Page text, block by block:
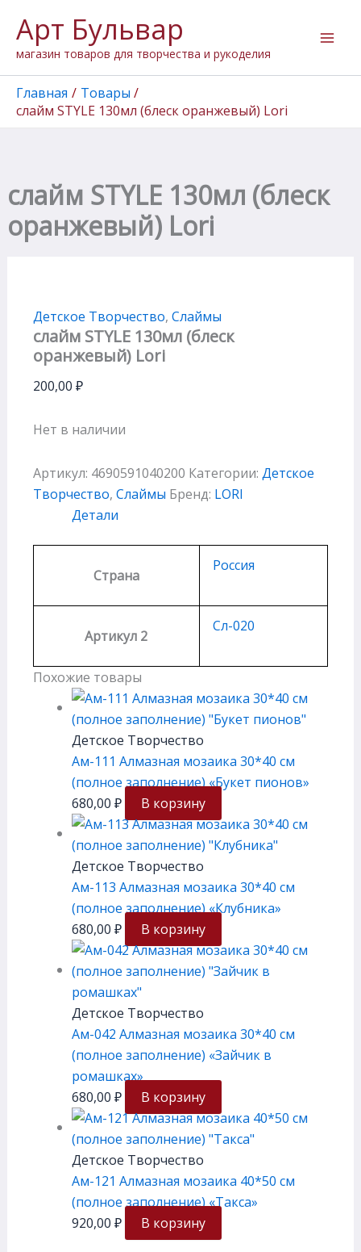
содержимому
Арт Бульвар
магазин товаров для творчества и рукоделия
Главная
Товары
слайм STYLE 130мл (блеск оранжевый) Lori
слайм STYLE 130мл (блеск
оранжевый) Lori
Детское Творчество, Слаймы
слайм STYLE 130мл (блеск
оранжевый) Lori
200,00 ₽
Нет в наличии
Артикул: 4690591040200 Категории: Детское
Творчество, Слаймы Бренд: LORI
Детали
Страна
Россия
Артикул 2
Сл-020
Похожие товары
Детское Творчество
Ам-111 Алмазная мозаика 30*40 см
(полное заполнение) «Букет пионов»
680,00 ₽ В корзину
Детское Творчество
Ам-113 Алмазная мозаика 30*40 см
(полное заполнение) «Клубника»
680,00 ₽ В корзину
Детское Творчество
Ам-042 Алмазная мозаика 30*40 см
(полное заполнение) «Зайчик в
ромашках»
680,00 ₽ В корзину
Детское Творчество
Ам-121 Алмазная мозаика 40*50 см
(полное заполнение) «Такса»
920,00 ₽ В корзину